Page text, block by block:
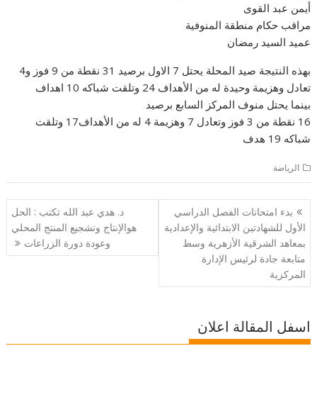
أيمن عبد القوى
مراقب حكام منطقة المنوفية
عميد السيد رمضان
بهذه النتيجة صيد المحلة يحتل 7 الاول برصيد 31 نقطة من 9 فوز و4
تعادل وهزيمة وحيدة له من الأهداف 24 وتلقت شباكه 10 اهداف
بينما يحتل منوف المركز السابع برصيد
16 نقطة من 3 فوز وتعادل 7 وهزيمة 4 له من الأهداف17 وتلقت
شباكه 19 هدف
الرياضة
تصفّح
المقالات
بدء امتحانات الفصل الدراسي
الأول للشهادتين الابتدائية والإعدادية
بمعاهد الشرقية الأزهرية وسط
متابعة جادة لرئيس الإدارة
المركزية
د. هدي عبد الله تكتب : الحل
هوالإنتاج وتشجيع المنتج المحلي
وعودة دورة الزراعات
اسفل المقالة اعلان